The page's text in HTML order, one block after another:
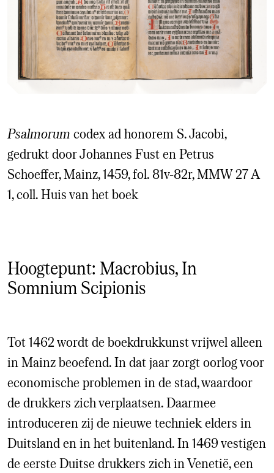
Psalmorum codex ad honorem S. Jacobi,
gedrukt door Johannes Fust en Petrus
Schoeffer, Mainz, 1459, fol. 81v-82r, MMW 27 A
1, coll. Huis van het boek
Hoogtepunt: Macrobius, In
Somnium Scipionis
Tot 1462 wordt de boekdrukkunst vrijwel alleen
in Mainz beoefend. In dat jaar zorgt oorlog voor
economische problemen in de stad, waardoor
de drukkers zich verplaatsen. Daarmee
introduceren zij de nieuwe techniek elders in
Duitsland en in het buitenland. In 1469 vestigen
de eerste Duitse drukkers zich in Venetië, een